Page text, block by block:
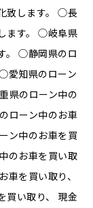
致します。 ◯長
ます。 ◯岐阜県
。 ◯静岡県のロ
愛知県のローン
県のローン中の
ローン中のお車
ン中のお車を買
のお車を買い取
を買い取り、
買い取り、 現金